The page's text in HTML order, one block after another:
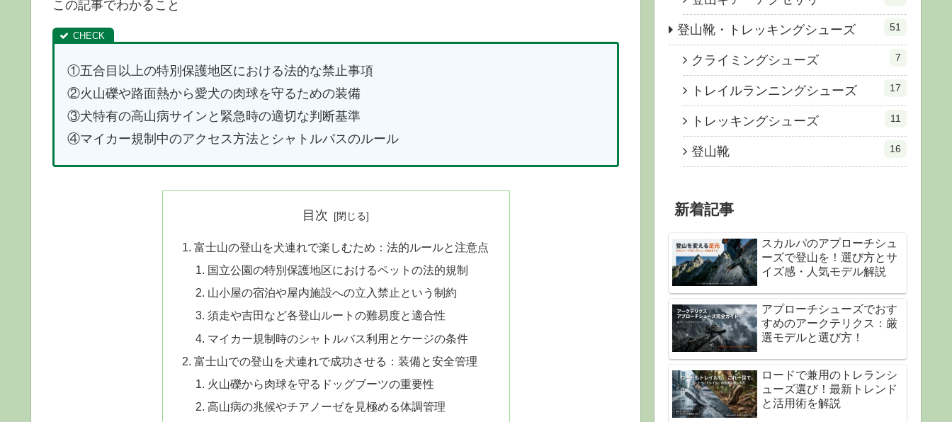
この記事でわかること
①五合目以上の特別保護地区における法的な禁止事項
②火山礫や路面熱から愛犬の肉球を守るための装備
③犬特有の高山病サインと緊急時の適切な判断基準
④マイカー規制中のアクセス方法とシャトルバスのルール
目次
富士山の登山を犬連れで楽しむため：法的ルールと注意点
国立公園の特別保護地区におけるペットの法的規制
山小屋の宿泊や屋内施設への立入禁止という制約
須走や吉田など各登山ルートの難易度と適合性
マイカー規制時のシャトルバス利用とケージの条件
富士山での登山を犬連れで成功させる：装備と安全管理
火山礫から肉球を守るドッグブーツの重要性
高山病の兆候やチアノーゼを見極める体調管理
登山靴・トレッキングシューズ 51
クライミングシューズ 7
トレイルランニングシューズ 17
トレッキングシューズ 11
登山靴 16
新着記事
スカルパのアプローチシュ
ーズで登山を！選び方とサ
イズ感・人気モデル解説
アプローチシューズでおす
すめのアークテリクス：厳
選モデルと選び方！
ロードで兼用のトレランシ
ューズ選び！最新トレンド
と活用術を解説